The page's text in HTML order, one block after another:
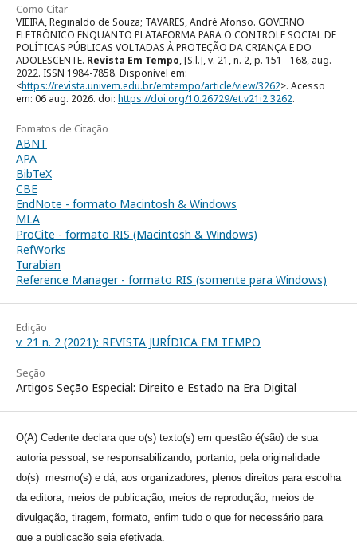
Como Citar
VIEIRA, Reginaldo de Souza; TAVARES, André Afonso. GOVERNO
ELETRÔNICO ENQUANTO PLATAFORMA PARA O CONTROLE SOCIAL DE
POLÍTICAS PÚBLICAS VOLTADAS À PROTEÇÃO DA CRIANÇA E DO
ADOLESCENTE. Revista Em Tempo, [S.l.], v. 21, n. 2, p. 151 - 168, aug.
2022. ISSN 1984-7858. Disponível em:
<https://revista.univem.edu.br/emtempo/article/view/3262>. Acesso
em: 06 aug. 2026. doi: https://doi.org/10.26729/et.v21i2.3262.
Fomatos de Citação
ABNT
APA
BibTeX
CBE
EndNote - formato Macintosh & Windows
MLA
ProCite - formato RIS (Macintosh & Windows)
RefWorks
Turabian
Reference Manager - formato RIS (somente para Windows)
Edição
v. 21 n. 2 (2021): REVISTA JURÍDICA EM TEMPO
Seção
Artigos Seção Especial: Direito e Estado na Era Digital
O(A) Cedente declara que o(s) texto(s) em questão é(são) de sua
autoria pessoal, se responsabilizando, portanto, pela originalidade
do(s) mesmo(s) e dá, aos organizadores, plenos direitos para escolha
da editora, meios de publicação, meios de reprodução, meios de
divulgação, tiragem, formato, enfim tudo o que for necessário para
que a publicação seja efetivada.